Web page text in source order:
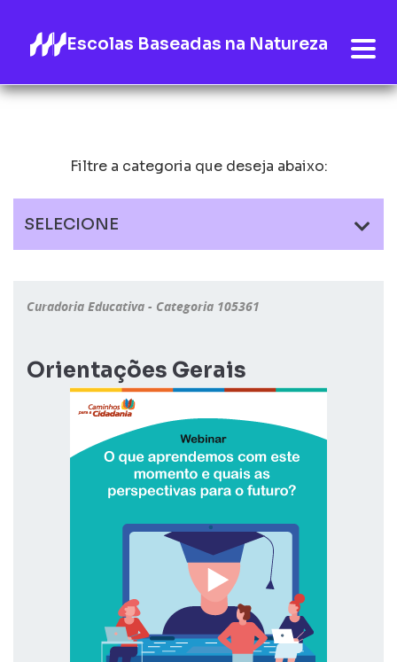
Escolas Baseadas na Natureza
Filtre a categoria que deseja abaixo:
SELECIONE
Curadoria Educativa - Categoria 105361
Orientações Gerais